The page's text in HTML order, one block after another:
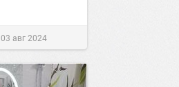
03 авг 2024